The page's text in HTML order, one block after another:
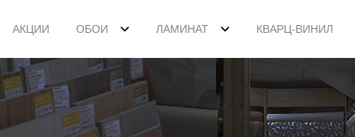
АКЦИИ ОБОИ ЛАМИНАТ КВАРЦ-ВИНИЛ